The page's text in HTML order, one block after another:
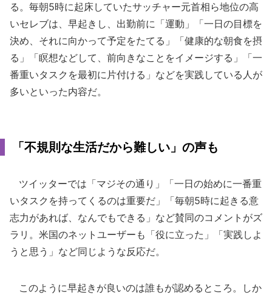
る。毎朝5時に起床していたサッチャー元首相ら地位の高
いセレブは、早起きし、出勤前に「運動」「一日の目標を
決め、それに向かって予定をたてる」「健康的な朝食を摂
る」「瞑想などして、前向きなことをイメージする」「一
番重いタスクを最初に片付ける」などを実践している人が
多いといった内容だ。
「不規則な生活だから難しい」の声も
ツイッターでは「マジその通り」「一日の始めに一番重
いタスクを持ってくるのは重要だ」「毎朝5時に起きる意
志力があれば、なんでもできる」など賛同のコメントがズ
ラリ。米国のネットユーザーも「役に立った」「実践しよ
うと思う」など同じような反応だ。
このように早起きが良いのは誰もが認めるところ。しか